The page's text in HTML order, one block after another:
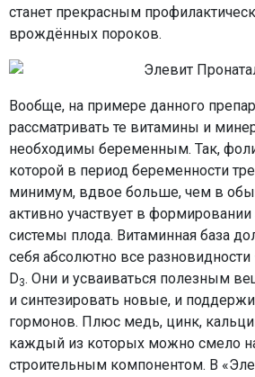
станет прекрасным
врождённых пороков.
Вообще, на примере данного
рассматривать те витамины и
необходимы беременным. Так,
которой в период беременности
минимум, вдвое больше, чем в
активно участвует в
системы плода. Витаминная база
себя абсолютно все
D3. Они и усваиваться полезным
и синтезировать новые, и
гормонов. Плюс медь, цинк,
каждый из которых можно смело
строительным компонентом. В